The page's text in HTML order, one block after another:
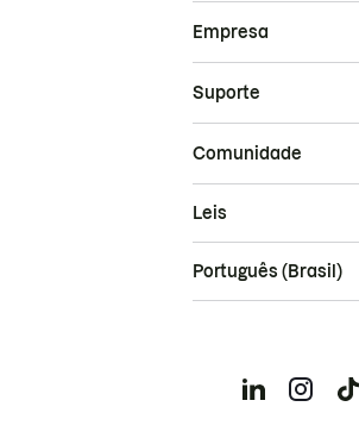
Empresa
Suporte
Comunidade
Leis
Português (Brasil)